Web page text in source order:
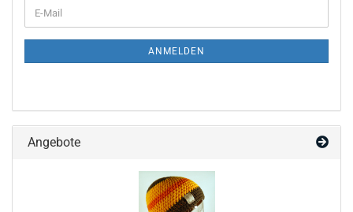
ZUR
E-
Mail
ANMELDEN
Angebote